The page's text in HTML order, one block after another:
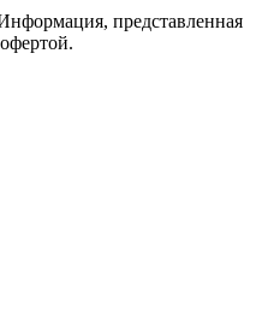
представленная